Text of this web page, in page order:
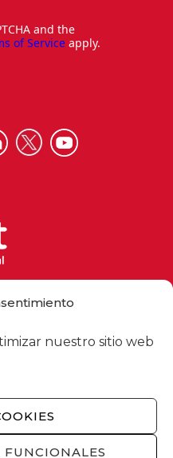
nuestro sitio web
and the
of Service apply.
Treball Nacional